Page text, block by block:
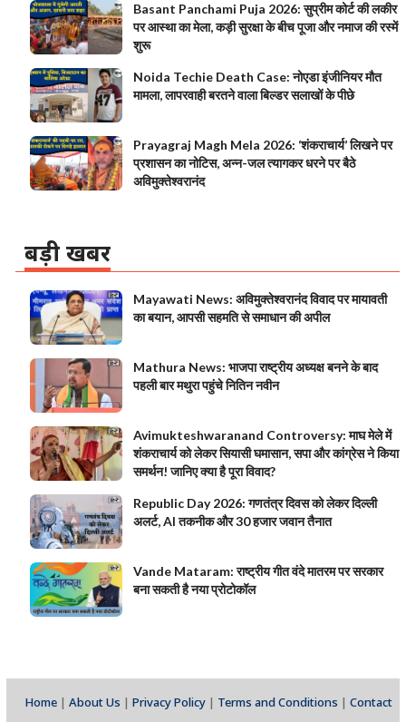
Basant Panchami Puja 2026: सुप्रीम कोर्ट की लकीर
पर आस्था का मेला, कड़ी सुरक्षा के बीच पूजा और नमाज की रस्में
शुरू
Noida Techie Death Case: नोएडा इंजीनियर मौत
मामला, लापरवाही बरतने वाला बिल्डर सलाखों के पीछे
Prayagraj Magh Mela 2026: ‘शंकराचार्य’ लिखने पर
प्रशासन का नोटिस, अन्न-जल त्यागकर धरने पर बैठे
अविमुक्तेश्वरानंद
बड़ी खबर
Mayawati News: अविमुक्तेश्वरानंद विवाद पर मायावती
का बयान, आपसी सहमति से समाधान की अपील
Mathura News: भाजपा राष्ट्रीय अध्यक्ष बनने के बाद
पहली बार मथुरा पहुंचे नितिन नवीन
Avimukteshwaranand Controversy: माघ मेले में
शंकराचार्य को लेकर सियासी घमासान, सपा और कांग्रेस ने किया
समर्थन! जानिए क्या है पूरा विवाद?
Republic Day 2026: गणतंत्र दिवस को लेकर दिल्ली
अलर्ट, AI तकनीक और 30 हजार जवान तैनात
Vande Mataram: राष्ट्रीय गीत वंदे मातरम पर सरकार
बना सकती है नया प्रोटोकॉल
Home| About Us | Privacy Policy| Terms and Conditions | Contact